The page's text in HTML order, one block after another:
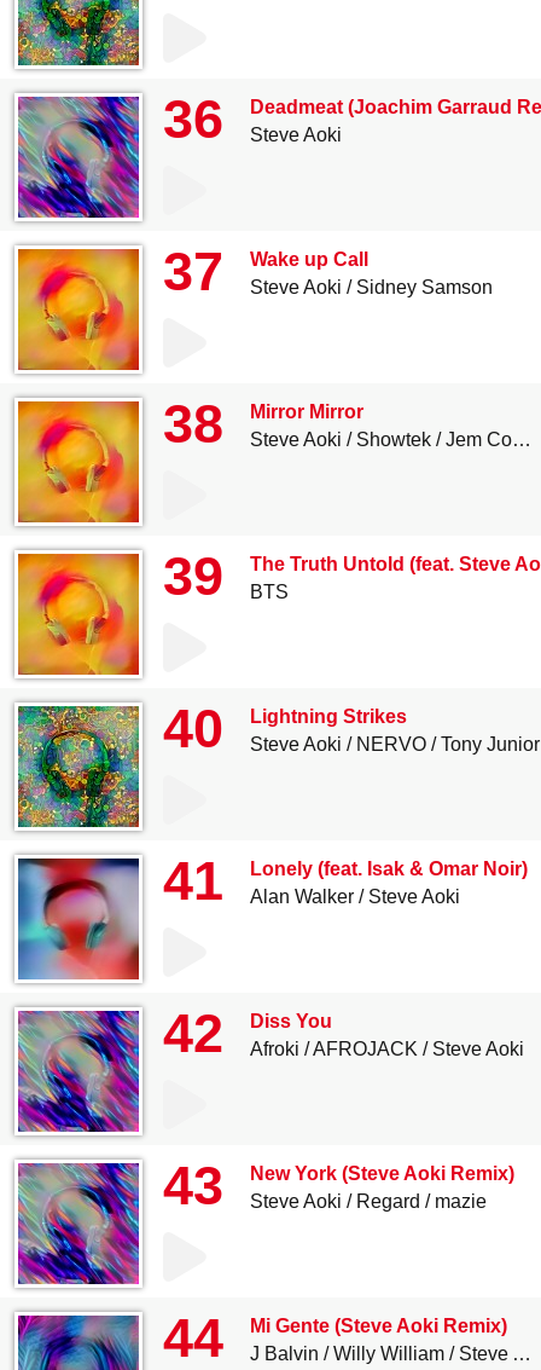
36
Deadmeat (Joachim Garraud
Steve Aoki
37
Wake up Call
Steve Aoki
Sidney Samson
38
Mirror Mirror
Steve Aoki
Showtek Jem Cooke
39
The Truth Untold (feat. Steve
BTS
40
Lightning Strikes
Steve Aoki
NERVO Tony Junior
41
Lonely (feat. Isak & Omar Noir)
Alan Walker
Steve Aoki
42
Diss You
Afroki
AFROJACK Steve Aoki
43
New York (Steve Aoki Remix)
Steve Aoki
Regard mazie
44
Mi Gente (Steve Aoki Remix)
J Balvin
Willy William Steve Aoki